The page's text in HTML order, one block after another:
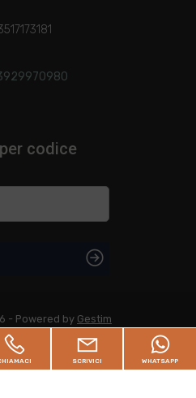
codice
- Powered by Gestim
Policy Cookie Policy
SCRIVICI WHATSAPP